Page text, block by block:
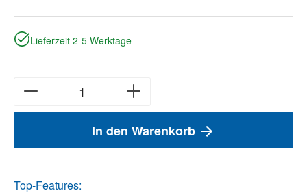
Lieferzeit 2-5 Werktage
In den Warenkorb
Top-Features: